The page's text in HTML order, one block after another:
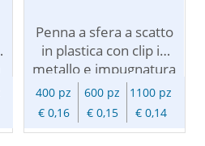
per la diffusione del
vostro logo. La penna
personalizzata e' un
mezzo di
comunicazione
eccellente, il suo forte
potenziale di visibilita'
Penna a sfera a scatto
in plastica con clip in
metallo e impugnatura
in gomma anti-scivolo,
fusto in colori
traslucidi. Refill
400 pz 600 pz
1100 pz
€ 0,16
€ 0,15 € 0,14